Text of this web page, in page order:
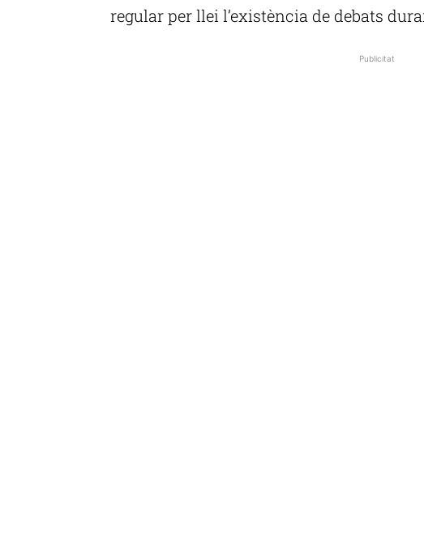
regular per llei l’existència de debats
Publicitat